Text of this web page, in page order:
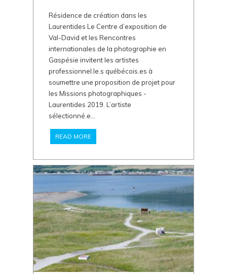
Résidence de création dans les
Laurentides Le Centre d’exposition de
Val-David et les Rencontres
internationales de la photographie en
Gaspésie invitent les artistes
professionnel.le.s québécois.es à
soumettre une proposition de projet pour
les Missions photographiques -
Laurentides 2019. L’artiste
sélectionné.e...
READ MORE